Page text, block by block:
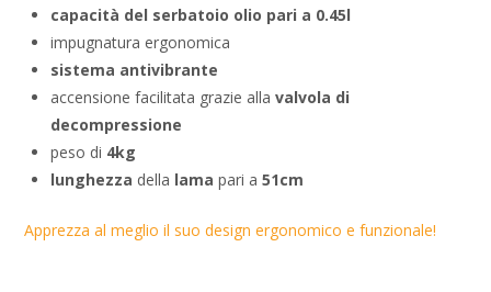
capacità del serbatoio olio pari a 0.45l
impugnatura ergonomica
sistema antivibrante
accensione facilitata grazie alla valvola di
decompressione
peso di 4kg
lunghezza della lama pari a 51cm
Apprezza al meglio il suo design ergonomico e funzionale!